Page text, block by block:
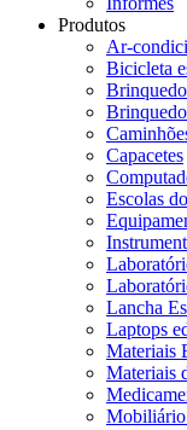
Produtos
Ar-
Bicicleta
Capacetes
Escolas
Lancha
Laptops
Materiais
Materiais
Mobiliário